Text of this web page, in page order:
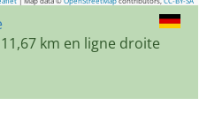
km en ligne droite